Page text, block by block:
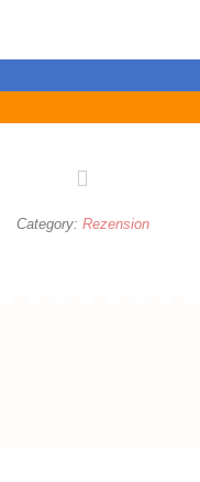
Category: Rezension